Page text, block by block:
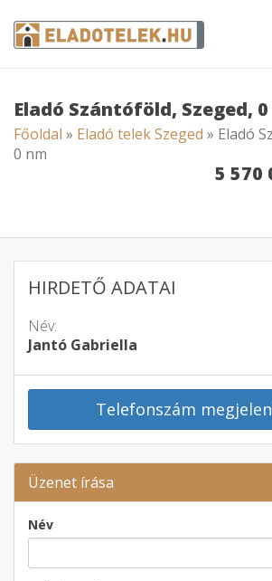
Eladó Szántóföld, Szeged,
Főoldal » Eladó telek Szeged » Eladó
0 nm
5 570
HIRDETŐ ADATAI
Név:
Jantó Gabriella
Telefonszám
Üzenet írása
Név